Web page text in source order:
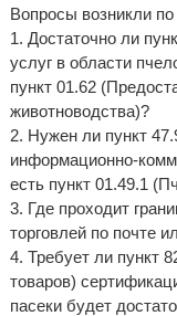
Вопросы возникли
1. Достаточно ли
услуг в области
пункт 01.62
животноводства)?
2. Нужен ли пункт
информационно-
есть пункт 01.49.1
3. Где проходит
торговлей по почте
4. Требует ли пункт
товаров)
пасеки будет